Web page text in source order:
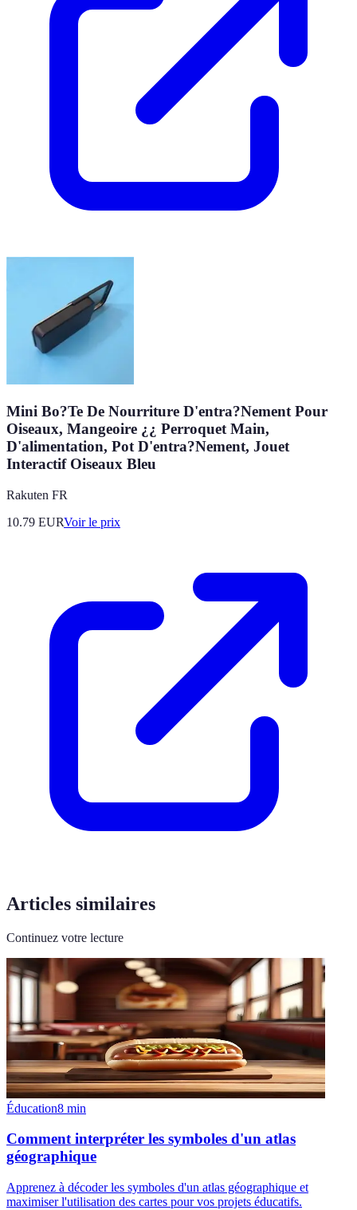
Mini Bo?Te De Nourriture D'entra?Nement Pour
Oiseaux, Mangeoire ¿¿ Perroquet Main,
D'alimentation, Pot D'entra?Nement, Jouet
Interactif Oiseaux Bleu
Rakuten FR
10.79 EURVoir le prix
Articles similaires
Continuez votre lecture
Éducation8 min
Comment interpréter les symboles d'un atlas
géographique
Apprenez à décoder les symboles d'un atlas géographique et
maximiser l'utilisation des cartes pour vos projets éducatifs.